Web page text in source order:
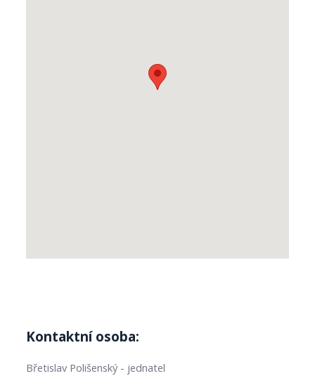
Kontaktní osoba:
Břetislav Polišenský - jednatel